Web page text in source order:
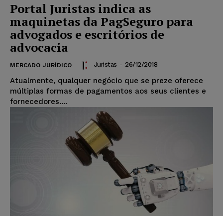
Portal Juristas indica as
maquinetas da PagSeguro para
advogados e escritórios de
advocacia
MERCADO JURÍDICO Juristas - 26/12/2018
Atualmente, qualquer negócio que se preze oferece
múltiplas formas de pagamentos aos seus clientes e
fornecedores....